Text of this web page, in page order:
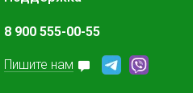
8 900 555-00-55
Пишите нам